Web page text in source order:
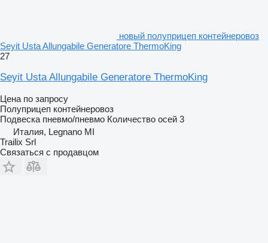
новый полуприцеп контейнеровоз
Seyit Usta Allungabile Generatore ThermoKing
27
Seyit Usta Allungabile Generatore ThermoKing
Цена по запросу
Полуприцеп контейнеровоз
Подвеска пневмо/пневмо Количество осей 3
Италия, Legnano MI
Trailix Srl
Связаться с продавцом